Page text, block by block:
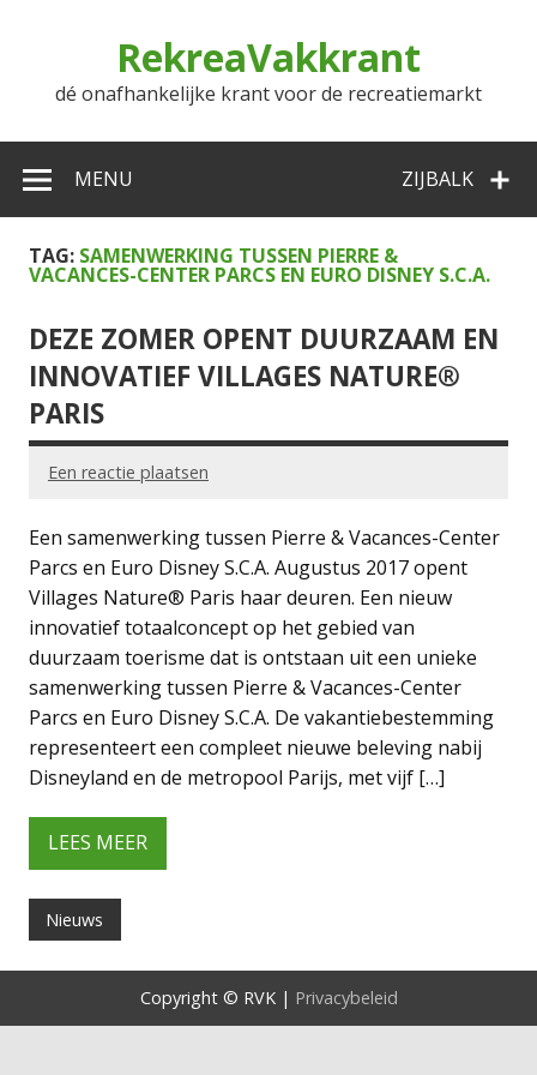
RekreaVakkrant
dé onafhankelijke krant voor de recreatiemarkt
ZIJBALK
MENU
TAG: SAMENWERKING TUSSEN PIERRE &
VACANCES-CENTER PARCS EN EURO DISNEY S.C.A.
DEZE ZOMER OPENT DUURZAAM EN
INNOVATIEF VILLAGES NATURE®
PARIS
Een reactie plaatsen
Een samenwerking tussen Pierre & Vacances-Center
Parcs en Euro Disney S.C.A. Augustus 2017 opent
Villages Nature® Paris haar deuren. Een nieuw
innovatief totaalconcept op het gebied van
duurzaam toerisme dat is ontstaan uit een unieke
samenwerking tussen Pierre & Vacances-Center
Parcs en Euro Disney S.C.A. De vakantiebestemming
representeert een compleet nieuwe beleving nabij
Disneyland en de metropool Parijs, met vijf […]
LEES MEER
Nieuws
Copyright © RVK | Privacybeleid